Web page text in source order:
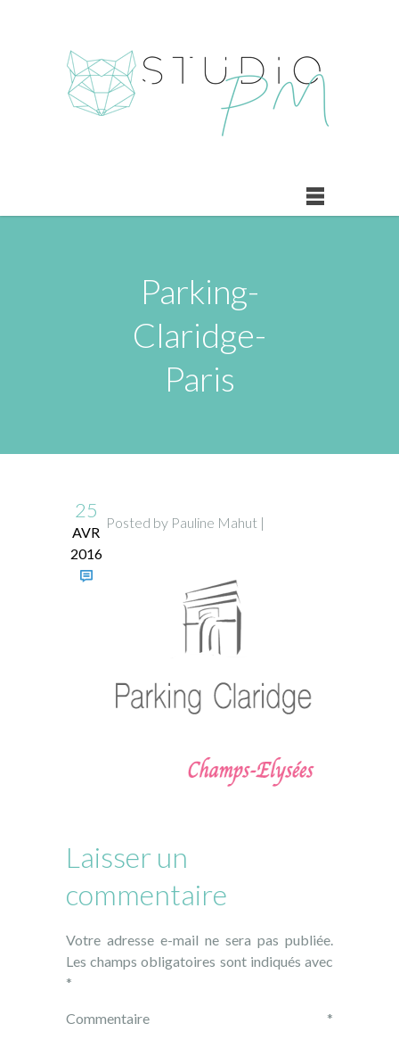
Parking-
Claridge-
Paris
25
AVR
2016
Posted by Pauline Mahut |
Laisser un
commentaire
Votre adresse e-mail ne sera pas publiée.
Les champs obligatoires sont indiqués avec
*
Commentaire *